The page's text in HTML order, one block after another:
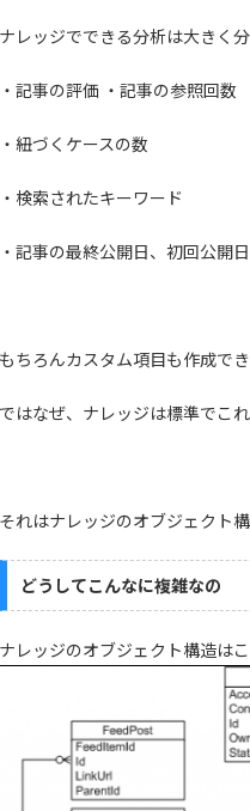
ナレッジでできる分析は大きく
・記事の評価 ・記事の参照回数
・紐づくケースの数
・検索されたキーワード
・記事の最終公開日、初回公開日
もちろんカスタム項目も作成で
ではなぜ、ナレッジは標準でこ
それはナレッジのオブジェクト構
どうしてこんなに複雑なの
ナレッジのオブジェクト構造はこ